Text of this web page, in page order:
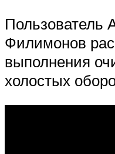
Пользователь
Филимонов
выполнения
холостых